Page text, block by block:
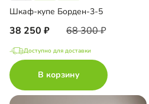
Шкаф-купе Борден-3-5
38 250 68 300
Доступно для доставки
В корзину